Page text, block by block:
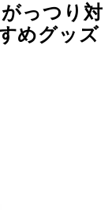
っつり対
めグッズ